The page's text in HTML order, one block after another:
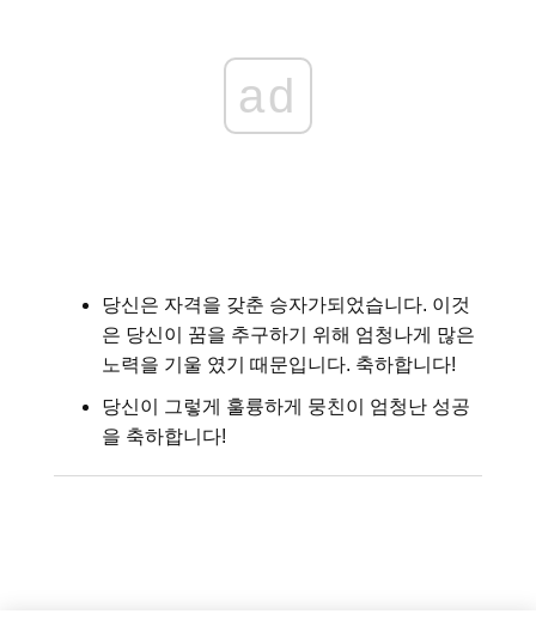
ad
당신은 자격을 갖춘 승자가되었습니다. 이것
은 당신이 꿈을 추구하기 위해 엄청나게 많은
노력을 기울 였기 때문입니다. 축하합니다!
당신이 그렇게 훌륭하게 뭉친이 엄청난 성공
을 축하합니다!